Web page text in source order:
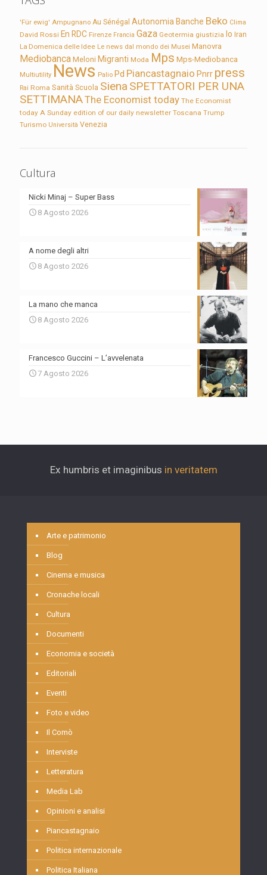
'Für ewig' Ampugnano Au Sénégal Autonomia Banche Beko Clima
David Rossi En RDC Firenze Francia Gaza Geotermia giustizia Io Iran
La Domenica delle Idee Le news dal mondo dei Musei Manovra
Mediobanca Meloni Migranti Moda Mps Mps-Mediobanca
Multiutility News Palio Pd Piancastagnaio Pnrr press
Rai Roma Sanità Scuola Siena SPETTATORI PER UNA
SETTIMANAThe Economist today The Economist
today A Sunday edition of our daily newsletter Toscana Trump
Turismo Università Venezia
Cultura
Nicki Minaj – Super Bass
8 Agosto 2026
A nome degli altri
8 Agosto 2026
La mano che manca
8 Agosto 2026
Francesco Guccini – L’avvelenata
7 Agosto 2026
Ex humbris et imaginibus in veritatem
Arte e patrimonio
Blog
Cinema e musica
Cronache locali
Cultura
Documenti
Economia e società
Editoriali
Eventi
Foto e video
Il Comò
Interviste
Letteratura
Media Lab
Opinioni e analisi
Piancastagnaio
Politica internazionale
Politica Italiana